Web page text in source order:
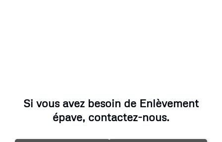
Si vous avez besoin de Enlèvement
épave, contactez-nous.